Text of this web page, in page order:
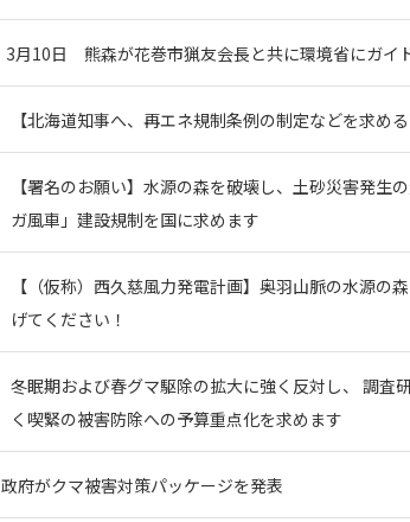
3月10日 熊森が花巻市猟友会長と共に環境省にガイ
【北海道知事へ、再エネ規制条例の制定などを求め
【署名のお願い】水源の森を破壊し、土砂災害発生
ガ風車」建設規制を国に求めます
【（仮称）西久慈風力発電計画】奥羽山脈の水源の
げてください！
冬眠期および春グマ駆除の拡大に強く反対し、 調査
く喫緊の被害防除への予算重点化を求めます
政府がクマ被害対策パッケージを発表